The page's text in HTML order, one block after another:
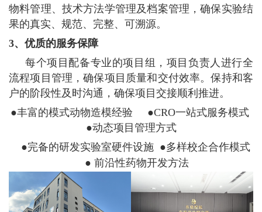
物料管理、技术方法学管理及档案管理，确保实验结
果的真实、规范、完整、可溯源。
3、优质的服务保障
每个项目配备专业的项目组，项目负责人进行全
流程项目管理，确保项目质量和交付效率。保持和客
户的阶段性及时沟通，确保项目交接顺利推进。
●丰富的模式动物造模经验 ●CRO一站式服务模式
●动态项目管理方式
●完备的研发实验室硬件设施 ●多样校企合作模式
● 前沿性药物开发方法